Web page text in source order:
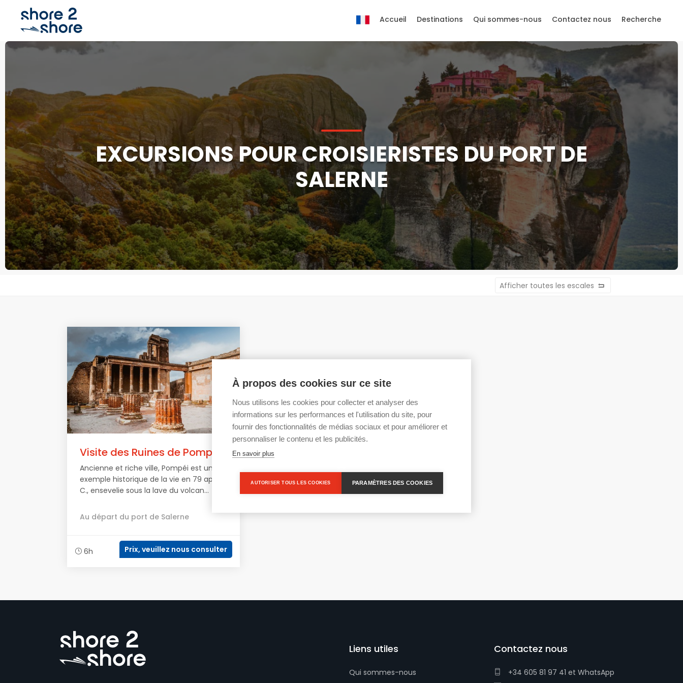
EXCURSIONS POUR CROISIERISTES DU PORT DE
SALERNE
Afficher toutes les escales
Visite des Ruines de Pompéi
Ancienne et riche ville, Pompéi est un
exemple historique de la vie en 79 ap. J.-
C., ensevelie sous la lave du volcan...
Au départ du port de Salerne
6h Prix, veuillez nous consulter
Liens utiles
Qui sommes-nous
Contactez nous
+34 605 81 97 41 et WhatsApp
Accueil Destinations Qui sommes-nous Contactez nous Recherche
À propos des cookies sur ce site
Nous utilisons les cookies pour collecter et analyser des
informations sur les performances et l'utilisation du site, pour
fournir des fonctionnalités de médias sociaux et pour améliorer et
personnaliser le contenu et les publicités.
En savoir plus
AUTORISER TOUS LES COOKIES PARAMÈTRES DES COOKIES